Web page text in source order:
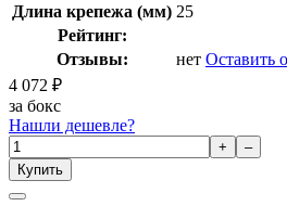
Длина крепежа (мм) 25
Рейтинг:
Отзывы:
нет Оставить
4 072 ₽
за бокс
Нашли дешевле?
+
–
Купить